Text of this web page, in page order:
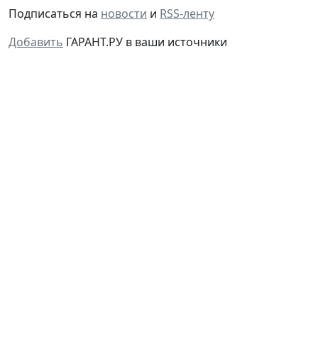
Подписаться на новости и RSS-ленту
Добавить ГАРАНТ.РУ в ваши источники